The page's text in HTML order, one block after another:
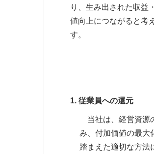
り、生み出された収益
値向上につながると考
す。
従業員への還元
当社は、経営資源
み、付加価値の最大
踏まえた適切な方法